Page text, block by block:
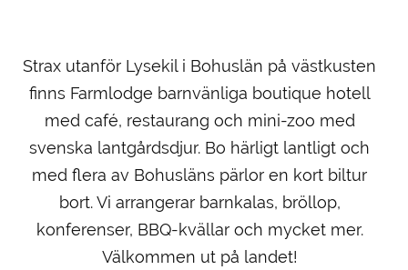
Strax utanför Lysekil i Bohuslän på västkusten
finns Farmlodge barnvänliga boutique hotell
med café, restaurang och mini-zoo med
svenska lantgårdsdjur. Bo härligt lantligt och
med flera av Bohusläns pärlor en kort biltur
bort. Vi arrangerar barnkalas, bröllop,
konferenser, BBQ-kvällar och mycket mer.
Välkommen ut på landet!